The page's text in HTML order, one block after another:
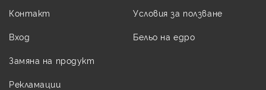
Контакт
Вход
Условия за ползване
Бельо на едро
Замяна на продукт
Рекламации